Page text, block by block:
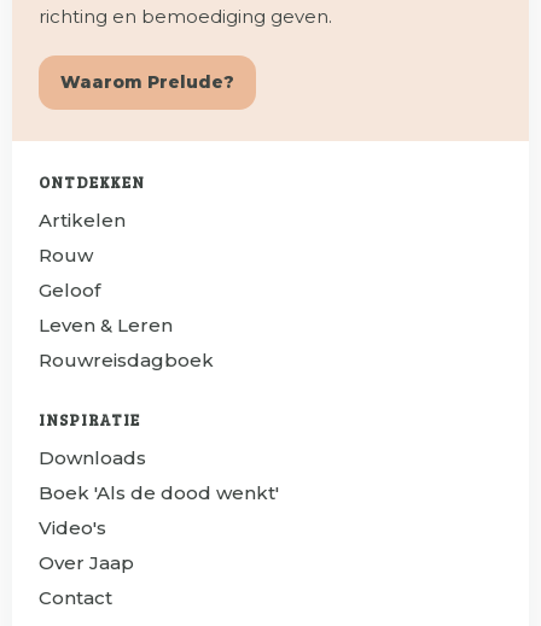
richting en bemoediging geven.
Waarom Prelude?
ONTDEKKEN
Artikelen
Rouw
Geloof
Leven & Leren
Rouwreisdagboek
INSPIRATIE
Downloads
Boek 'Als de dood wenkt'
Video's
Over Jaap
Contact